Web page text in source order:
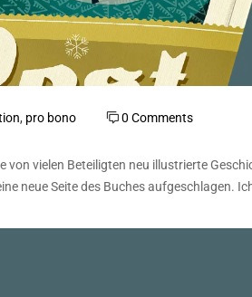
, pro bono 0 Comments
von vielen Beteiligten neu illustrierte
neue Seite des Buches aufgeschlagen.